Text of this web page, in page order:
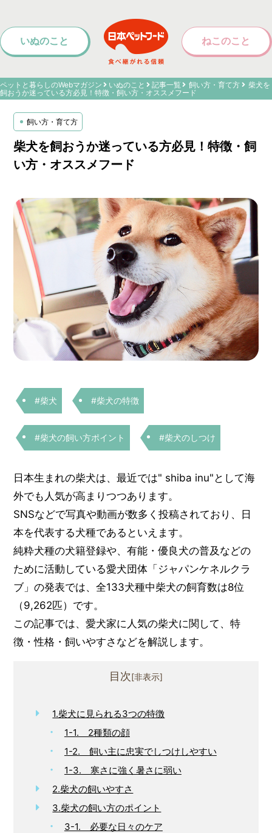
いぬのこと ねこのこと
ペットと暮らしのWebマガジン いぬのこと 記事一覧 飼い方・育て方
柴犬を
飼おうか迷っている方必見！特徴・飼い方・オススメフード
飼い方・育て方
柴犬を飼おうか迷っている方必見！特徴・飼
い方・オススメフード
#柴犬 #柴犬の特徴
#柴犬の飼い方ポイント #柴犬のしつけ
日本生まれの柴犬は、最近では" shiba inu"として海
外でも人気が高まりつつあります。
SNSなどで写真や動画が数多く投稿されており、日
本を代表する犬種であるといえます。
純粋犬種の犬籍登録や、有能・優良犬の普及などの
ために活動している愛犬団体「ジャパンケネルクラ
ブ」の発表では、全133犬種中柴犬の飼育数は8位
（9,262匹）です。
この記事では、愛犬家に人気の柴犬に関して、特
徴・性格・飼いやすさなどを解説します。
目次
1.柴犬に見られる3つの特徴
1-1. 2種類の顔
1-2. 飼い主に忠実でしつけしやすい
1-3. 寒さに強く暑さに弱い
2.柴犬の飼いやすさ
3.柴犬の飼い方のポイント
3-1. 必要な日々のケア